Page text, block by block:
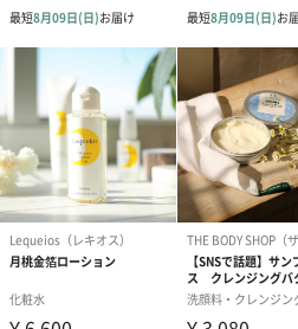
メッセージカード（通常・写真
誕生日や結婚祝い・出産祝いなど、
ードを同梱します。
メッセージカードや封筒のデザイン
す。